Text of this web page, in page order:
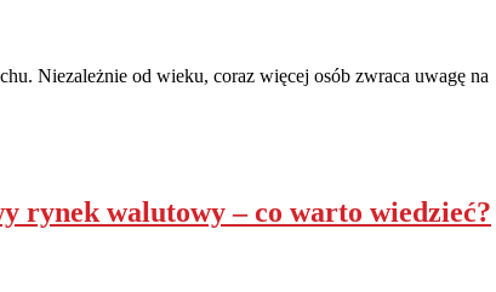
Niezależnie od wieku, coraz więcej osób zwraca uwagę na
rynek walutowy – co warto wiedzieć?